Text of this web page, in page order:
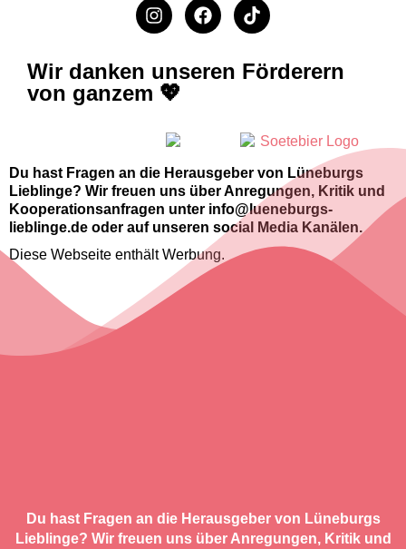
Wir danken unseren Förderern
von ganzem 💖
Du hast Fragen an die Herausgeber von Lüneburgs
Lieblinge? Wir freuen uns über Anregungen, Kritik und
Kooperationsanfragen unter info@lueneburgs-
lieblinge.de oder auf unseren social Media Kanälen.
Diese Webseite enthält Werbung.
Du hast Fragen an die Herausgeber von Lüneburgs
Lieblinge? Wir freuen uns über Anregungen, Kritik und